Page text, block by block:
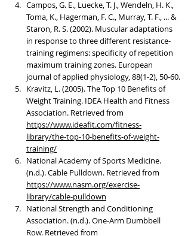
Campos, G. E., Luecke, T. J., Wendeln, H. K.,
Toma, K., Hagerman, F. C., Murray, T. F., ... &
Staron, R. S. (2002). Muscular adaptations
in response to three different resistance-
training regimens: specificity of repetition
maximum training zones. European
journal of applied physiology, 88(1-2), 50-60.
Kravitz, L. (2005). The Top 10 Benefits of
Weight Training. IDEA Health and Fitness
Association. Retrieved from
https://www.ideafit.com/fitness-
library/the-top-10-benefits-of-weight-
training/
National Academy of Sports Medicine.
(n.d.). Cable Pulldown. Retrieved from
https://www.nasm.org/exercise-
library/cable-pulldown
National Strength and Conditioning
Association. (n.d.). One-Arm Dumbbell
Row. Retrieved from